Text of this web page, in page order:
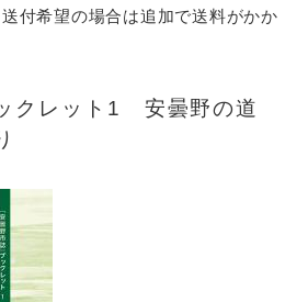
付希望の場合は追加で送料がかか
クレット1 安曇野の道